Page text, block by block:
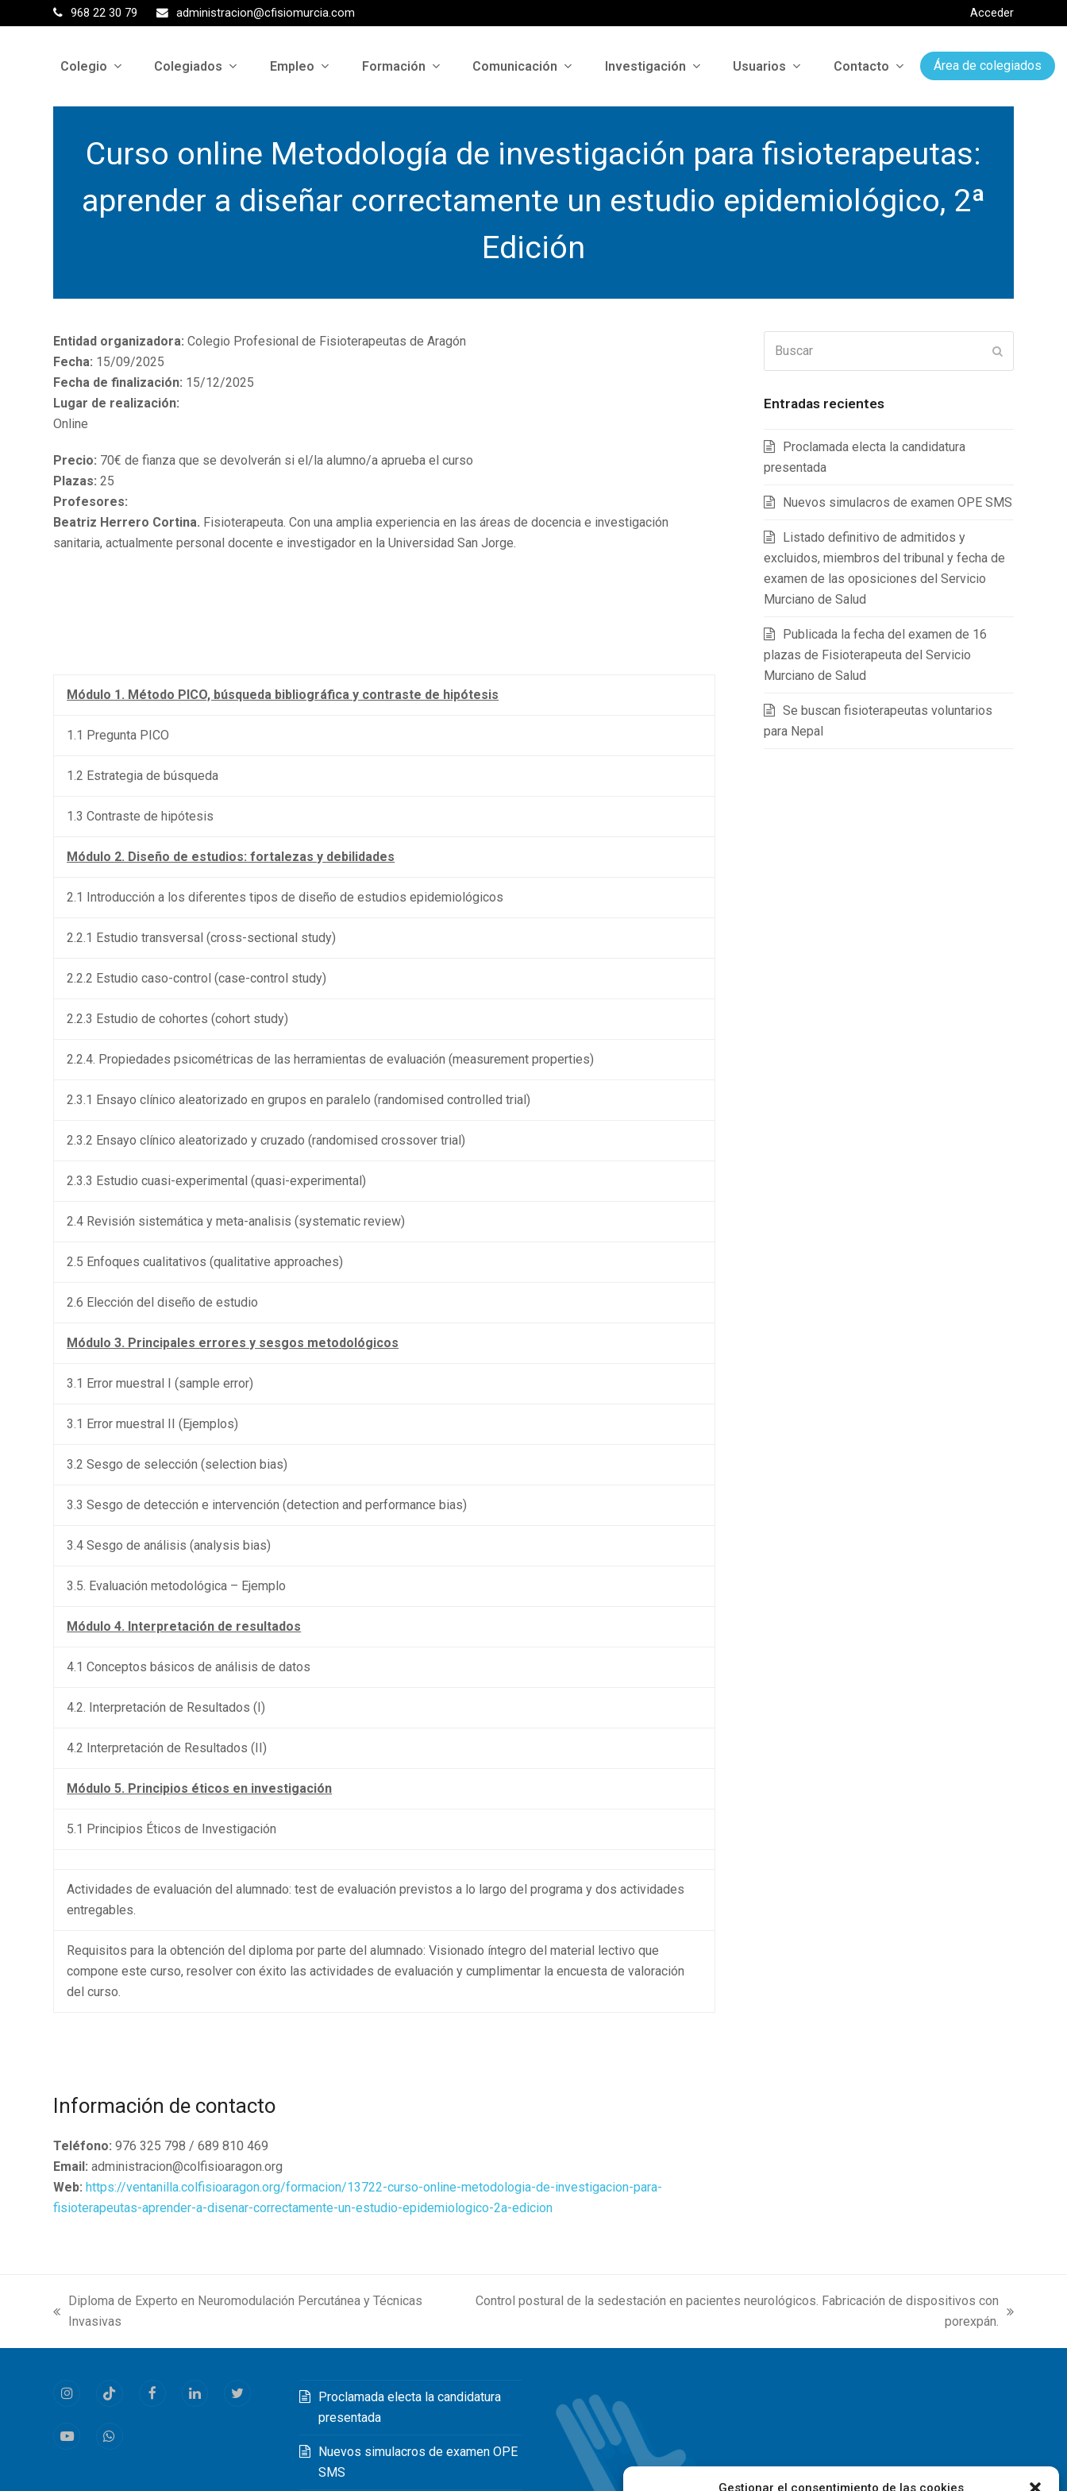
Gestionar el consentimiento de las cookies
968 22 30 79 administracion@cfisiomurcia.com Acceder
Colegio Colegiados Empleo Formación Comunicación Investigación Usuarios Contacto Área de colegiados
Curso online Metodología de investigación para fisioterapeutas:
aprender a diseñar correctamente un estudio epidemiológico, 2ª
Edición
Entidad organizadora: Colegio Profesional de Fisioterapeutas de Aragón
Fecha: 15/09/2025
Fecha de finalización: 15/12/2025
Lugar de realización:
Online
Precio: 70€ de fianza que se devolverán si el/la alumno/a aprueba el curso
Plazas: 25
Profesores:
Beatriz Herrero Cortina. Fisioterapeuta. Con una amplia experiencia en las áreas de docencia e investigación
sanitaria, actualmente personal docente e investigador en la Universidad San Jorge.
Módulo 1. Método PICO, búsqueda bibliográfica y contraste de hipótesis
1.1 Pregunta PICO
1.2 Estrategia de búsqueda
1.3 Contraste de hipótesis
Módulo 2. Diseño de estudios: fortalezas y debilidades
2.1 Introducción a los diferentes tipos de diseño de estudios epidemiológicos
2.2.1 Estudio transversal (cross-sectional study)
2.2.2 Estudio caso-control (case-control study)
2.2.3 Estudio de cohortes (cohort study)
2.2.4. Propiedades psicométricas de las herramientas de evaluación (measurement properties)
2.3.1 Ensayo clínico aleatorizado en grupos en paralelo (randomised controlled trial)
2.3.2 Ensayo clínico aleatorizado y cruzado (randomised crossover trial)
2.3.3 Estudio cuasi-experimental (quasi-experimental)
2.4 Revisión sistemática y meta-analisis (systematic review)
2.5 Enfoques cualitativos (qualitative approaches)
2.6 Elección del diseño de estudio
Módulo 3. Principales errores y sesgos metodológicos
3.1 Error muestral I (sample error)
3.1 Error muestral II (Ejemplos)
3.2 Sesgo de selección (selection bias)
3.3 Sesgo de detección e intervención (detection and performance bias)
3.4 Sesgo de análisis (analysis bias)
3.5. Evaluación metodológica – Ejemplo
Módulo 4. Interpretación de resultados
4.1 Conceptos básicos de análisis de datos
4.2. Interpretación de Resultados (I)
4.2 Interpretación de Resultados (II)
Módulo 5. Principios éticos en investigación
5.1 Principios Éticos de Investigación
Actividades de evaluación del alumnado: test de evaluación previstos a lo largo del programa y dos actividades
entregables.
Requisitos para la obtención del diploma por parte del alumnado: Visionado íntegro del material lectivo que
compone este curso, resolver con éxito las actividades de evaluación y cumplimentar la encuesta de valoración
del curso.
Información de contacto
Teléfono: 976 325 798 / 689 810 469
Email: administracion@colfisioaragon.org
Web: https://ventanilla.colfisioaragon.org/formacion/13722-curso-online-metodologia-de-investigacion-para-
fisioterapeutas-aprender-a-disenar-correctamente-un-estudio-epidemiologico-2a-edicion
Entradas recientes
Proclamada electa la candidatura
presentada
Nuevos simulacros de examen OPE SMS
Listado definitivo de admitidos y
excluidos, miembros del tribunal y fecha de
examen de las oposiciones del Servicio
Murciano de Salud
Publicada la fecha del examen de 16
plazas de Fisioterapeuta del Servicio
Murciano de Salud
Se buscan fisioterapeutas voluntarios
para Nepal
previous
Diploma de Experto en Neuromodulación Percutánea y Técnicas
Invasivas
Control postural de la sedestación en pacientes neurológicos. Fabricación de dispositivos con
porexpán.
InstagramTiktok FacebookLinkedInTwitter
YoutubeWhatsapp
Proclamada electa la candidatura
presentada
Nuevos simulacros de examen OPE
SMS